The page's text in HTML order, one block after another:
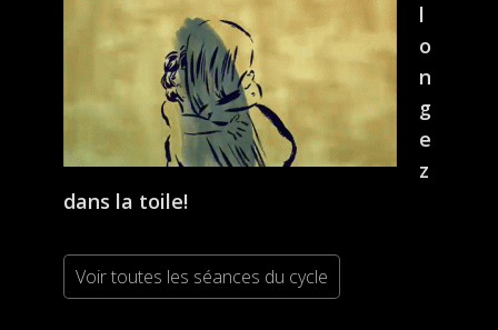
l
o
n
g
e
z
dans la toile!
Voir toutes les séances du cycle